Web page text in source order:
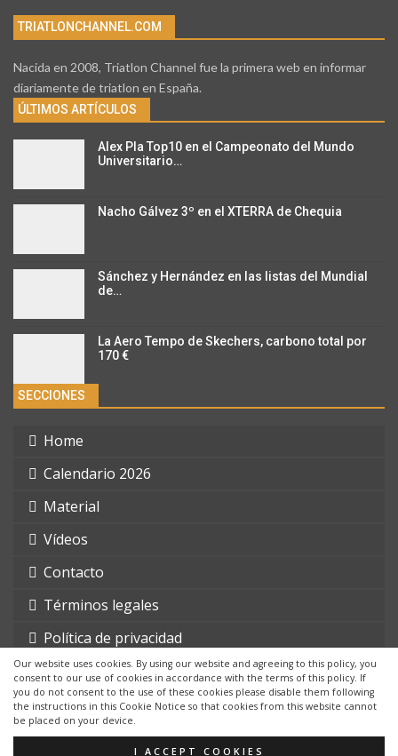
Our website uses cookies. By using our website and agreeing to this policy, you
consent to our use of cookies in accordance with the terms of this policy. If
you do not consent to the use of these cookies please disable them following
the instructions in this Cookie Notice so that cookies from this website cannot
be placed on your device.
I ACCEPT COOKIES
TRIATLONCHANNEL.COM
Nacida en 2008, Triatlon Channel fue la primera web en informar
diariamente de triatlon en España.
ÚLTIMOS ARTÍCULOS
Alex Pla Top10 en el Campeonato del Mundo
Universitario…
Nacho Gálvez 3º en el XTERRA de Chequia
Sánchez y Hernández en las listas del Mundial
de…
La Aero Tempo de Skechers, carbono total por
170 €
SECCIONES
Home
Calendario 2026
Material
Vídeos
Contacto
Términos legales
Política de privacidad
© 2026 - triatlonchannel.com. Todos los derechos reservados.
Página web creada por:Whyaweb.es